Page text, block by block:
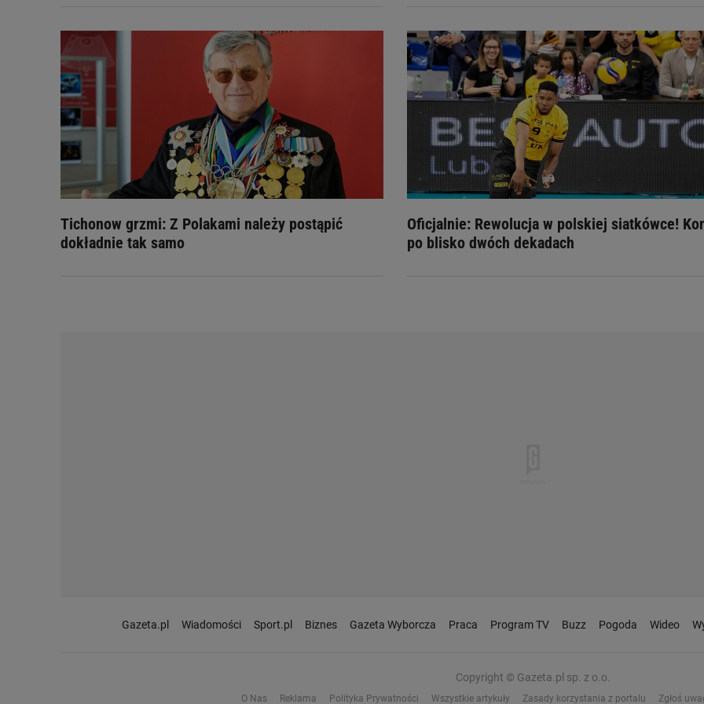
Tichonow grzmi: Z Polakami należy postąpić
dokładnie tak samo
Oficjalnie: Rewolucja w polskiej siatkówce!
po blisko dwóch dekadach
Gazeta.pl Wiadomości Sport.pl Biznes Gazeta Wyborcza Praca Program TV Buzz Pogoda Wideo
Copyright © Gazeta.pl sp. z o.o.
O Nas Reklama Polityka Prywatności Wszystkie artykuły Zasady korzystania z portalu Zgłoś